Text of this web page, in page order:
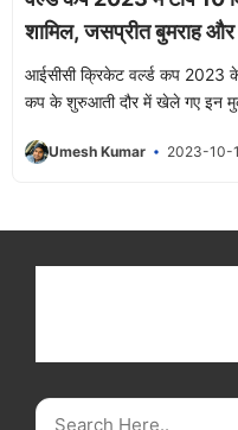
शामिल, जसप्रीत बुमराह और
आईसीसी क्रिकेट वर्ल्ड कप
कप के शुरुआती दौर में खेले गए इन
Umesh Kumar 2023-10-
Search